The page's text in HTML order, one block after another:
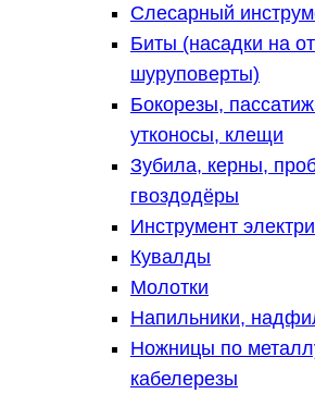
Слесарный
Биты (насадки на
шуруповерты)
Бокорезы,
утконосы, клещи
Зубила, керны,
гвоздодёры
Инструмент
Кувалды
Молотки
Напильники,
Ножницы по
кабелерезы